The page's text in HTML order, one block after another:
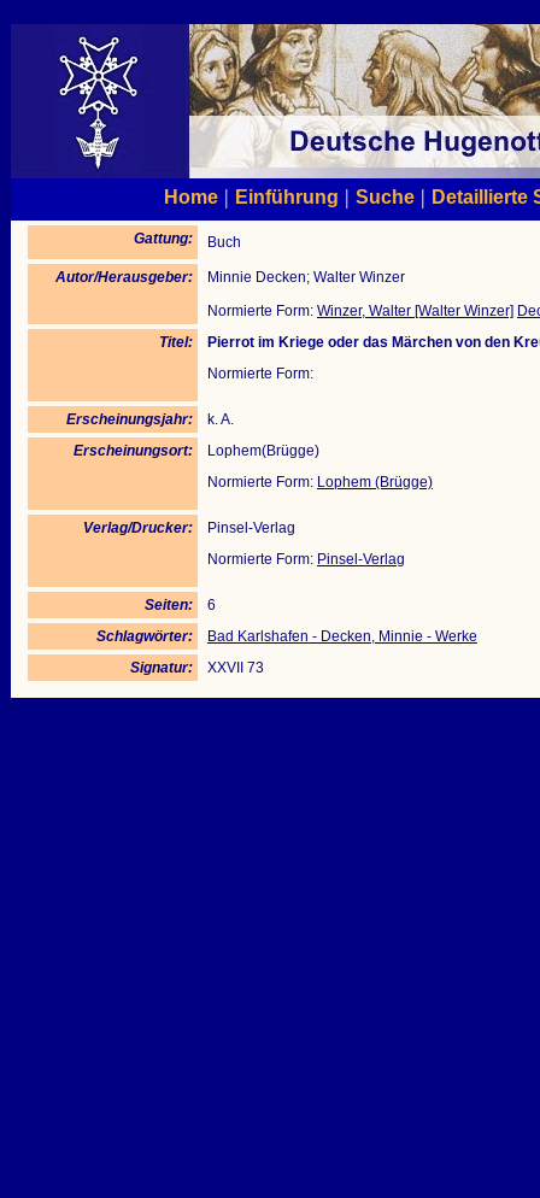
Home| Einführung | Suche| Detaillierte
Gattung: Buch
Autor/Herausgeber:
Minnie Decken; Walter Winzer
Normierte Form: Winzer, Walter [Walter Winzer]
Titel:
Pierrot im Kriege oder das Märchen von den
Normierte Form:
Erscheinungsjahr:
k. A.
Erscheinungsort:
Lophem(Brügge)
Normierte Form: Lophem (Brügge)
Verlag/Drucker:
Pinsel-Verlag
Normierte Form: Pinsel-Verlag
Seiten:
6
Schlagwörter:
Bad Karlshafen - Decken, Minnie - Werke
Signatur:
XXVII 73